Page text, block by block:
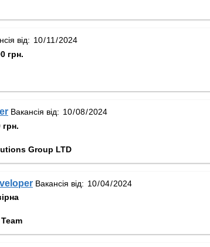
від:
грн.
Вакансія від:
грн.
Group LTD
Вакансія від: